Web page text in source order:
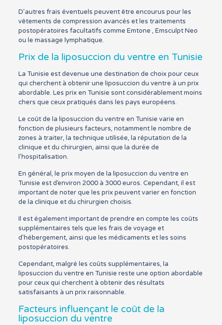
D’autres frais éventuels peuvent être encourus pour les
vêtements de compression avancés et les traitements
postopératoires facultatifs comme Emtone , Emsculpt Neo
ou le massage lymphatique.
Prix de la liposuccion du ventre en Tunisie
La Tunisie est devenue une destination de choix pour ceux
qui cherchent à obtenir une liposuccion du ventre à un prix
abordable. Les prix en Tunisie sont considérablement moins
chers que ceux pratiqués dans les pays européens.
Le coût de la liposuccion du ventre en Tunisie varie en
fonction de plusieurs facteurs, notamment le nombre de
zones à traiter, la technique utilisée, la réputation de la
clinique et du chirurgien, ainsi que la durée de
l’hospitalisation.
En général, le prix moyen de la liposuccion du ventre en
Tunisie est d’environ 2000 à 3000 euros. Cependant, il est
important de noter que les prix peuvent varier en fonction
de la clinique et du chirurgien choisis.
Il est également important de prendre en compte les coûts
supplémentaires tels que les frais de voyage et
d’hébergement, ainsi que les médicaments et les soins
postopératoires.
Cependant, malgré les coûts supplémentaires, la
liposuccion du ventre en Tunisie reste une option abordable
pour ceux qui cherchent à obtenir des résultats
satisfaisants à un prix raisonnable.
Facteurs influençant le coût de la
liposuccion du ventre